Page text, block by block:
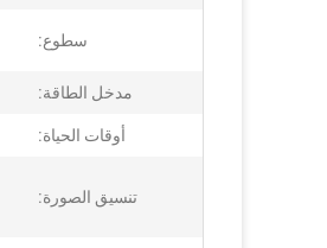
سطوع:
مدخل الطاقة:
أوقات الحياة:
تنسيق الصورة: